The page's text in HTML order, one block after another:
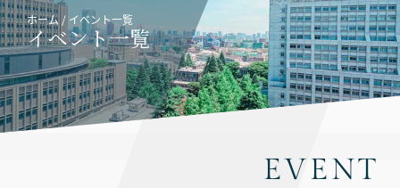
ホーム イベント一覧
イベント一覧
EVENT